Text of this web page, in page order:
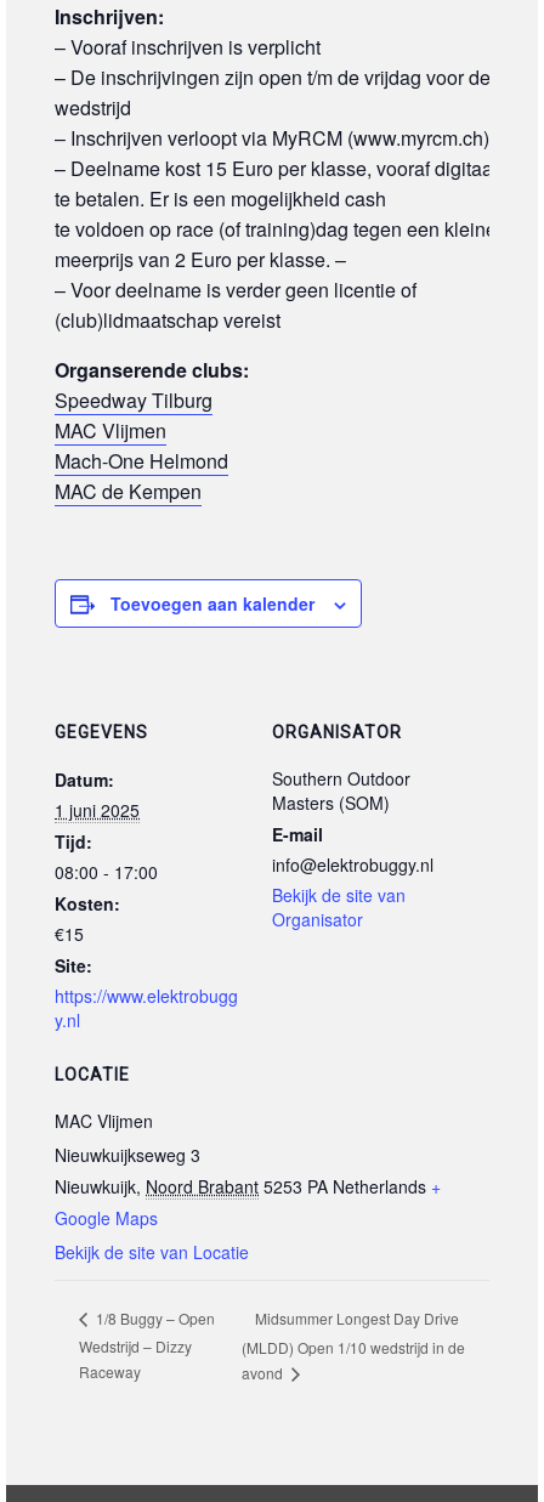
Inschrijven:
– Vooraf inschrijven is verplicht
– De inschrijvingen zijn open t/m de vrijdag voor de
wedstrijd
– Inschrijven verloopt via MyRCM (www.myrcm.ch)
– Deelname kost 15 Euro per klasse, vooraf digitaal
te betalen. Er is een mogelijkheid cash
te voldoen op race (of training)dag tegen een kleine
meerprijs van 2 Euro per klasse. –
– Voor deelname is verder geen licentie of
(club)lidmaatschap vereist
Organserende clubs:
Speedway Tilburg
MAC Vlijmen
Mach-One Helmond
MAC de Kempen
Toevoegen aan kalender
GEGEVENS
Datum:
1 juni 2025
Tijd:
08:00 - 17:00
Kosten:
€15
Site:
https://www.elektrobugg
y.nl
LOCATIE
MAC Vlijmen
Nieuwkuijkseweg 3
Nieuwkuijk, Noord Brabant 5253 PA Netherlands +
Google Maps
Bekijk de site van Locatie
ORGANISATOR
Southern Outdoor
Masters (SOM)
E-mail
info@elektrobuggy.nl
Bekijk de site van
Organisator
1/8 Buggy – Open
Wedstrijd – Dizzy
Raceway
Midsummer Longest Day Drive
(MLDD) Open 1/10 wedstrijd in de
avond